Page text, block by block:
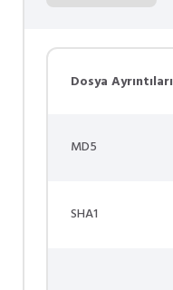
Dosya Ayrıntıları
MD5
SHA1